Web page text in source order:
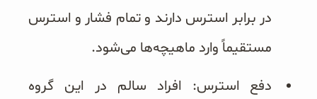
در برابر استرس دارند و تمام فشار و استرس
مستقیماً وارد ماهیچه‌ها می‌شود.
دفع استرس: افراد سالم در این گروه